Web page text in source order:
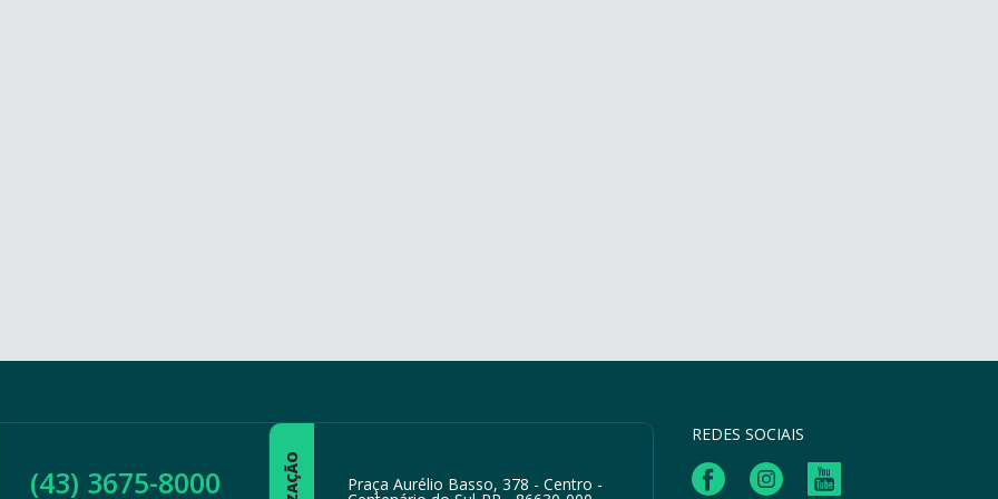
(43) 3675-8000 Praça Aurélio Basso, 378 - Centro -
REDES SOCIAIS